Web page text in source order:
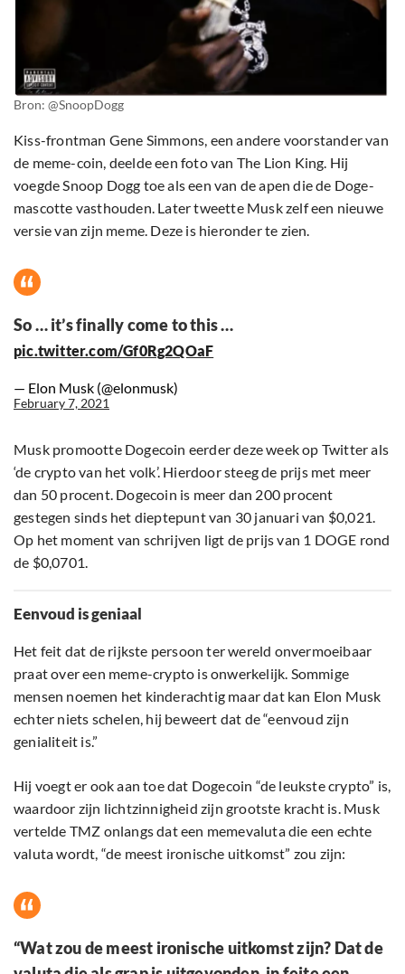
Bron: @SnoopDogg
Kiss-frontman Gene Simmons, een andere voorstander van
de meme-coin, deelde een foto van The Lion King. Hij
voegde Snoop Dogg toe als een van de apen die de Doge-
mascotte vasthouden. Later tweette Musk zelf een nieuwe
versie van zijn meme. Deze is hieronder te zien.
So … it’s finally come to this …
pic.twitter.com/Gf0Rg2QOaF
— Elon Musk (@elonmusk)
February 7, 2021
Musk promootte Dogecoin eerder deze week op Twitter als
‘de crypto van het volk’. Hierdoor steeg de prijs met meer
dan 50 procent. Dogecoin is meer dan 200 procent
gestegen sinds het dieptepunt van 30 januari van $0,021.
Op het moment van schrijven ligt de prijs van 1 DOGE rond
de $0,0701.
Eenvoud is geniaal
Het feit dat de rijkste persoon ter wereld onvermoeibaar
praat over een meme-crypto is onwerkelijk. Sommige
mensen noemen het kinderachtig maar dat kan Elon Musk
echter niets schelen, hij beweert dat de “eenvoud zijn
genialiteit is.”
Hij voegt er ook aan toe dat Dogecoin “de leukste crypto” is,
waardoor zijn lichtzinnigheid zijn grootste kracht is. Musk
vertelde TMZ onlangs dat een memevaluta die een echte
valuta wordt, “de meest ironische uitkomst” zou zijn:
“Wat zou de meest ironische uitkomst zijn? Dat de